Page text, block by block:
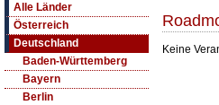
Alle Länder
Österreich
Deutschland
Baden-Württemberg
Bayern
Berlin
Keine